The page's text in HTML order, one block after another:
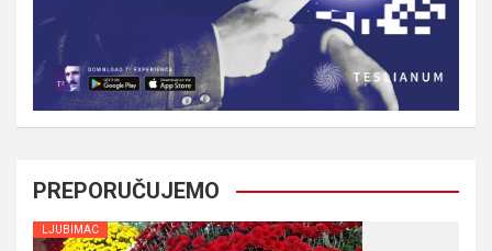
PREPORUČUJEMO
LJUBIMAC